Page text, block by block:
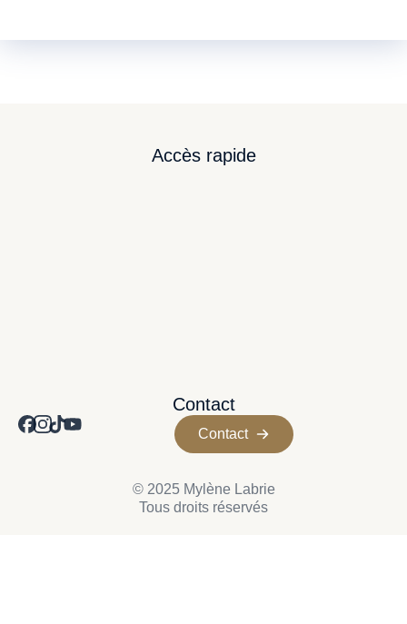
Accès rapide
Contact
Contact
© 2025 Mylène Labrie
Tous droits réservés